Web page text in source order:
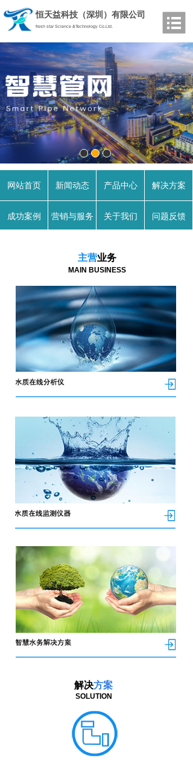
恒天益科技（深圳）有限公司
fresh star Science &Technology Co.Ltd.
网站首页 新闻动态 产品中心 解决方案
成功案例 营销与服务 关于我们 问题反馈
主营业务
MAIN BUSINESS
解决方案
SOLUTION